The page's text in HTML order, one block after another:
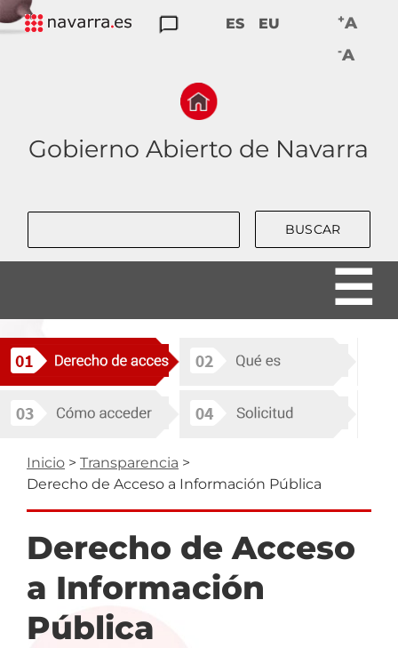
Skip
to
Gobierno Abierto de Navarra
ES EU +A
-A
Ruta
de
navegación
Inicio
Transparencia
Derecho de Acceso a Información Pública
Derecho de Acceso
a Información
Pública